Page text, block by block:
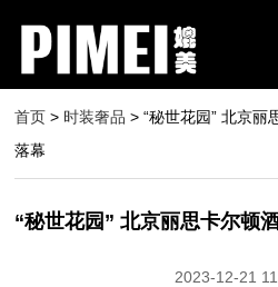
首页 > 时装奢品 > “秘世花园” 北京丽
落幕
“秘世花园” 北京丽思卡尔顿
2023-12-21